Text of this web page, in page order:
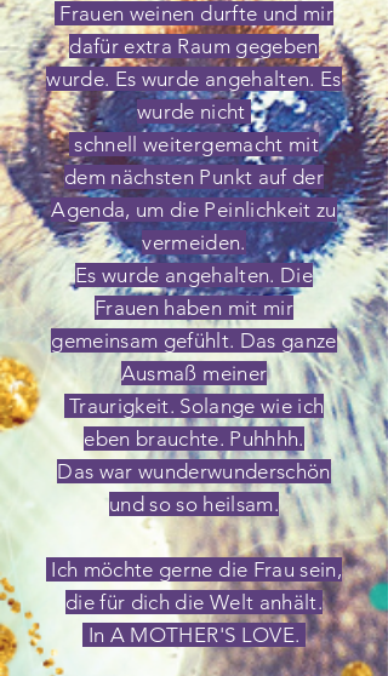
Frauen weinen durfte und mir
dafür extra Raum gegeben
wurde. Es wurde angehalten. Es
wurde nicht
schnell weitergemacht mit
dem nächsten Punkt auf der
Agenda, um die Peinlichkeit zu
vermeiden.
Es wurde angehalten. Die
Frauen haben mit mir
gemeinsam gefühlt. Das ganze
Ausmaß meiner
Traurigkeit. Solange wie ich
eben brauchte. Puhhhh.
Das war wunderwunderschön
und so so heilsam.
Ich möchte gerne die Frau sein,
die für dich die Welt anhält.
In A MOTHER'S LOVE.